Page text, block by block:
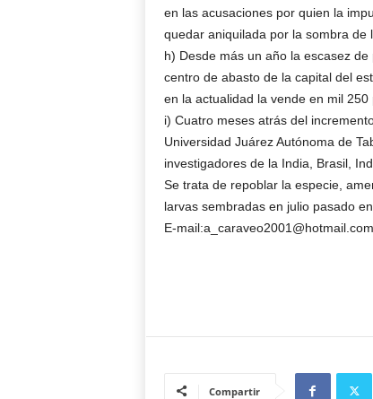
en las acusaciones por quien la
quedar aniquilada por la sombra de
h) Desde más un año la escasez
centro de abasto de la capital del
en la actualidad la vende en mil
i) Cuatro meses atrás del
Universidad Juárez Autónoma de
investigadores de la India, Brasil,
Se trata de repoblar la especie,
larvas sembradas en julio pasado
E-mail:a_caraveo2001@hotmail.com
Compartir